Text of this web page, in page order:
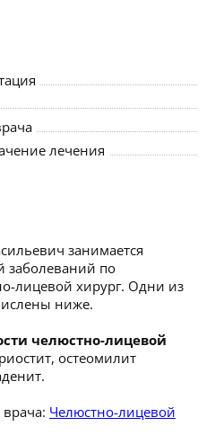
лечения
занимается
заболеваний по
лицевой хирург. Одни из
ниже.
челюстно-лицевой
остеомилит
Челюстно-лицевой